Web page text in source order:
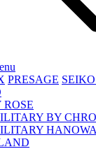
PRESAGE
ROSE
BY
HANOWA